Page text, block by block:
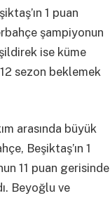
1 puan
şampiyonun
ise küme
sezon beklemek
arasında büyük
Beşiktaş’ın 1
11 puan gerisinde
Beyoğlu ve